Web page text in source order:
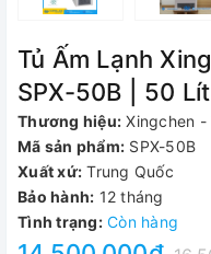
Tủ Ấm Lạnh
SPX-50B | 50 Lít
Thương hiệu: Xingchen -
Mã sản phẩm: SPX-50B
Xuất xứ: Trung Quốc
Bảo hành: 12 tháng
Tình trạng: Còn hàng